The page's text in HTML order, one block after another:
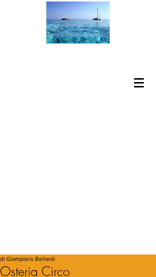
Osteria Circo
di Giampiero Bellardi